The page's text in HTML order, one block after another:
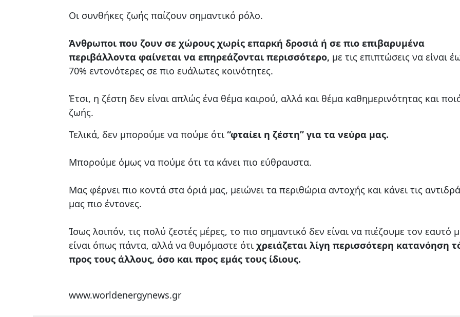
Οι συνθήκες ζωής παίζουν σημαντικό ρόλο.
Άνθρωποι που ζουν σε χώρους χωρίς επαρκή δροσιά ή σε πιο επιβαρυμένα
περιβάλλοντα φαίνεται να επηρεάζονται περισσότερο, με τις επιπτώσεις να είναι
70% εντονότερες σε πιο ευάλωτες κοινότητες.
Έτσι, η ζέστη δεν είναι απλώς ένα θέμα καιρού, αλλά και θέμα καθημερινότητας και
ζωής.
Τελικά, δεν μπορούμε να πούμε ότι “φταίει η ζέστη” για τα νεύρα μας.
Μπορούμε όμως να πούμε ότι τα κάνει πιο εύθραυστα.
Μας φέρνει πιο κοντά στα όριά μας, μειώνει τα περιθώρια αντοχής και κάνει τις
μας πιο έντονες.
Ίσως λοιπόν, τις πολύ ζεστές μέρες, το πιο σημαντικό δεν είναι να πιέζουμε τον εαυτό
είναι όπως πάντα, αλλά να θυμόμαστε ότι χρειάζεται λίγη περισσότερη κατανόηση
προς τους άλλους, όσο και προς εμάς τους ίδιους.
www.worldenergynews.gr